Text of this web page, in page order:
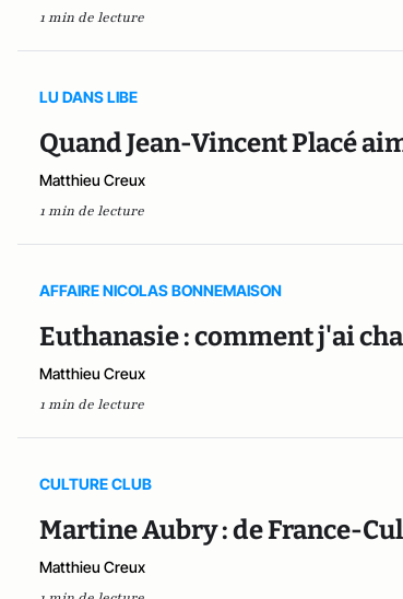
1 min de lecture
LU DANS LIBE
Quand Jean-Vincent Placé
Matthieu Creux
1 min de lecture
AFFAIRE NICOLAS BONNEMAISON
Euthanasie : comment j'ai
Matthieu Creux
1 min de lecture
CULTURE CLUB
Martine Aubry : de France-
Matthieu Creux